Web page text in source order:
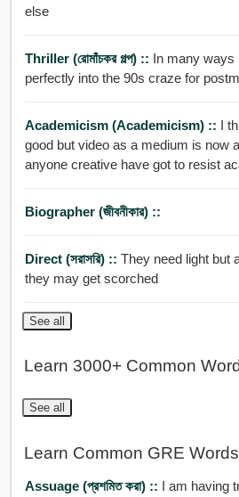
else
Thriller (রোমাঁচকর গল্প) :: In many ways
perfectly into the 90s craze for
Academicism (academicism) :: I
good but video as a medium is now
anyone creative have got to resist
Biographer (জীবনীকার) ::
Direct (সরাসরি) :: They need light but
they may get scorched
See all
Learn 3000+ Common
See all
Learn Common GRE Words
Assuage (প্রশমিত করা) :: I am having